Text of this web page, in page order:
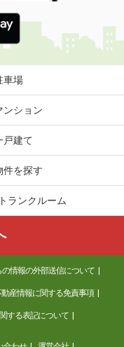
波町日詰西５
穀町２丁目
車場
ンション
戸建て
件を探す
ランクルーム
情報の外部送信について
産情報に関する免責事項
する表記について